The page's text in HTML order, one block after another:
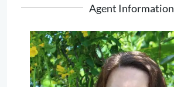
Agent Information